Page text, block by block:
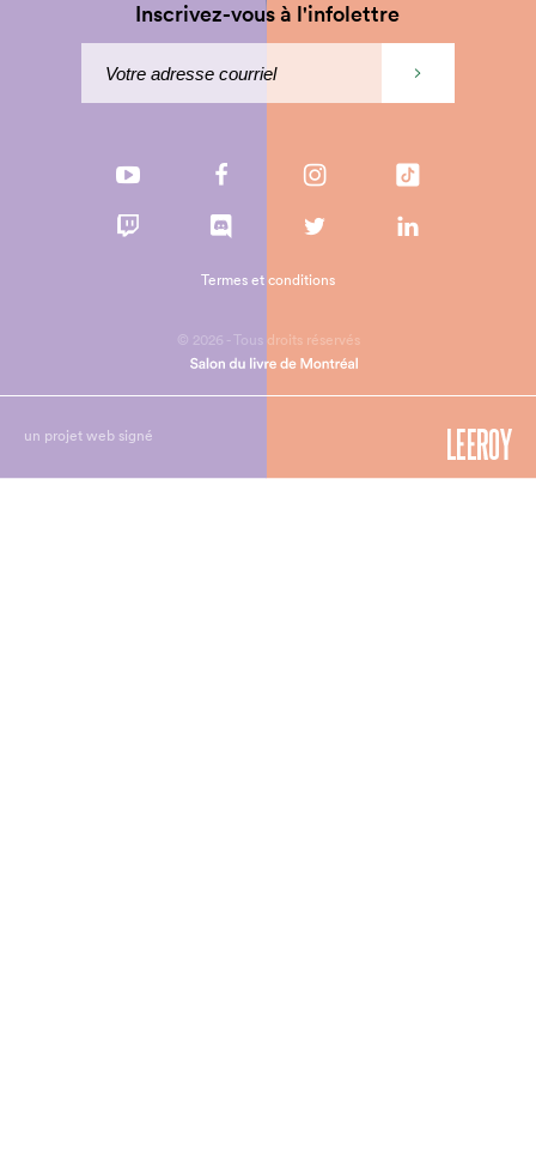
Inscrivez-vous à l'infolettre
© 2026 - Tous droits réservés
Termes et conditions
un projet web signé